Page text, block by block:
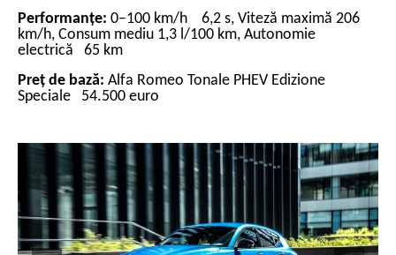
Performanțe: 0–100 km/h 6,2 s, Viteză maximă 206
km/h, Consum mediu 1,3 l/100 km, Autonomie
electrică 65 km
Preț de bază: Alfa Romeo Tonale PHEV Edizione
Speciale 54.500 euro